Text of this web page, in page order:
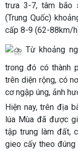
trưa 3-7, tâm bão
(Trung Quốc)
cấp 8-9 (62-88km/
Từ khoảng
trong đó có thành
trên diện rộng, có
cơ ngập úng, ảnh
Hiện nay, trên địa
lúa Mùa đã được
tập trung làm đất,
gieo cấy theo đúng